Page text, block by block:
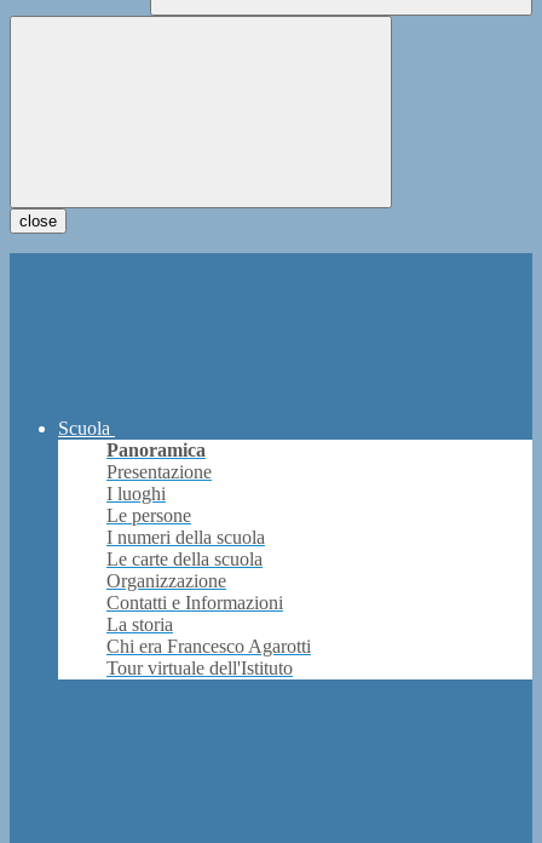
close
Scuola
Panoramica
Presentazione
I luoghi
Le persone
I numeri della scuola
Le carte della scuola
Organizzazione
Contatti e Informazioni
La storia
Chi era Francesco Agarotti
Tour virtuale dell'Istituto